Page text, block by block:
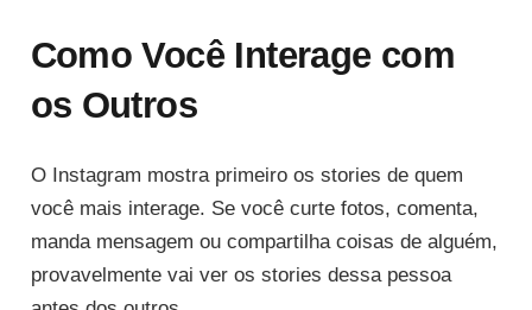
Como Você Interage com
os Outros
O Instagram mostra primeiro os stories de quem
você mais interage. Se você curte fotos, comenta,
manda mensagem ou compartilha coisas de alguém,
provavelmente vai ver os stories dessa pessoa